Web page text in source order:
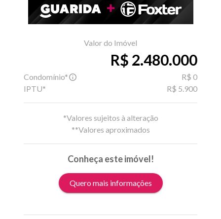
Valor do Imóvel
R$ 2.480.000
Condomínio*
R$ 0
IPTU*
R$ 5.900
*Valores sujeitos à alteração
**Valores aproximados
Conheça este imóvel!
Quero mais informações